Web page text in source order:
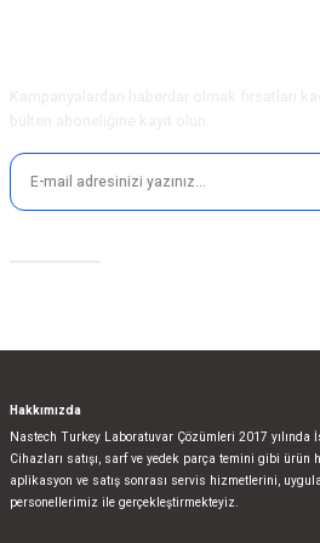
Hakkımızda
Nastech Turkey Laboratuvar Çözümleri 2017
Cihazları satışı, sarf ve yedek parça temini gibi ürün
aplikasyon ve satış sonrası servis hizmetlerini,
personellerimiz ile gerçekleştirmekteyiz.